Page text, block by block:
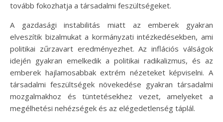
tovább fokozhatja a társadalmi feszültségeket.
A gazdasági instabilitás miatt az emberek gyakran
elveszítik bizalmukat a kormányzati intézkedésekben, ami
politikai zűrzavart eredményezhet. Az inflációs válságok
idején gyakran emelkedik a politikai radikalizmus, és az
emberek hajlamosabbak extrém nézeteket képviselni. A
társadalmi feszültségek növekedése gyakran társadalmi
mozgalmakhoz és tüntetésekhez vezet, amelyeket a
megélhetési nehézségek és az elégedetlenség táplál.